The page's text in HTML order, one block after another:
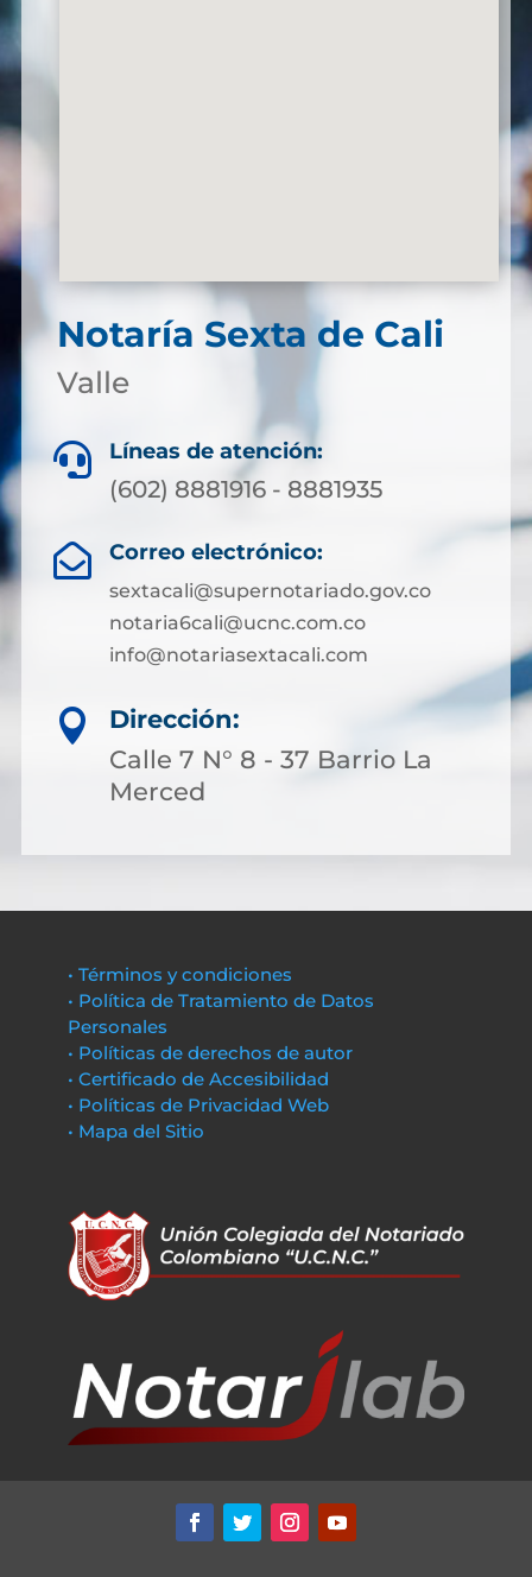
Notaría Sexta de Cali
Valle
 Líneas de atención:
(602) 8881916 - 8881935
 Correo electrónico:
sextacali@supernotariado.gov.co
notaria6cali@ucnc.com.co
info@notariasextacali.com

Dirección:
Calle 7 N° 8 - 37 Barrio La
Merced
• Términos y condiciones
• Política de Tratamiento de Datos
Personales
• Políticas de derechos de autor
• Certificado de Accesibilidad
• Políticas de Privacidad Web
• Mapa del Sitio